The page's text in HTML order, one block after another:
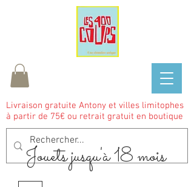
Livraison gratuite Antony et villes limitophes
à partir de 75€ ou retrait gratuit en boutique
Jouets jusqu'à 18 mois